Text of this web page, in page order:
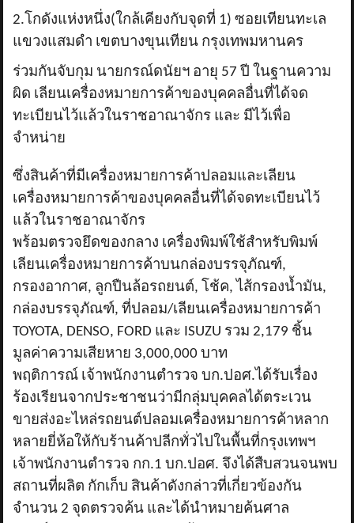
2.โกดังแห่งหนึ่ง(ใกล้เคียงกับจุดที่ 1) ซอยเทียนทะเล
แขวงแสมดำ เขตบางขุนเทียน กรุงเทพมหานคร
ร่วมกันจับกุม นายกรณ์ดนัยฯ อายุ 57 ปี ในฐานความ
ผิด เลียนเครื่องหมายการค้าของบุคคลอื่นที่ได้จด
ทะเบียนไว้แล้วในราชอาณาจักร และ มีไว้เพื่อ
จำหน่าย
ซึ่งสินค้าที่มีเครื่องหมายการค้าปลอมและเลียน
เครื่องหมายการค้าของบุคคลอื่นที่ได้จดทะเบียนไว้
แล้วในราชอาณาจักร
พร้อมตรวจยึดของกลาง เครื่องพิมพ์ใช้สำหรับพิมพ์
เลียนเครื่องหมายการค้าบนกล่องบรรจุภัณฑ์,
กรองอากาศ, ลูกปืนล้อรถยนต์, โช้ค, ไส้กรองน้ำมัน,
กล่องบรรจุภัณฑ์, ที่ปลอม/เลียนเครื่องหมายการค้า
TOYOTA, DENSO, FORD และ ISUZU รวม 2,179 ชิ้น
มูลค่าความเสียหาย 3,000,000 บาท
พฤติการณ์ เจ้าพนักงานตำรวจ บก.ปอศ.ได้รับเรื่อง
ร้องเรียนจากประชาชนว่ามีกลุ่มบุคคลได้ตระเวน
ขายส่งอะไหล่รถยนต์ปลอมเครื่องหมายการค้าหลาก
หลายยี่ห้อให้กับร้านค้าปลีกทั่วไปในพื้นที่กรุงเทพฯ
เจ้าพนักงานตำรวจ กก.1 บก.ปอศ. จึงได้สืบสวนจนพบ
สถานที่ผลิต กักเก็บ สินค้าดังกล่าวที่เกี่ยวข้องกัน
จำนวน 2 จุดตรวจค้น และได้นำหมายค้นศาล